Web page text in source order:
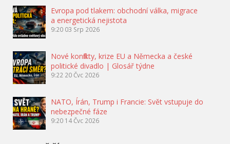
Evropa pod tlakem: obchodní válka, migrace
a energetická nejistota
9:20 03 Srp 2026
Nové konflikty, krize EU a Německa a české
politické divadlo | Glosář týdne
9:22 20 Čvc 2026
NATO, Írán, Trump i Francie: Svět vstupuje do
nebezpečné fáze
9:20 14 Čvc 2026